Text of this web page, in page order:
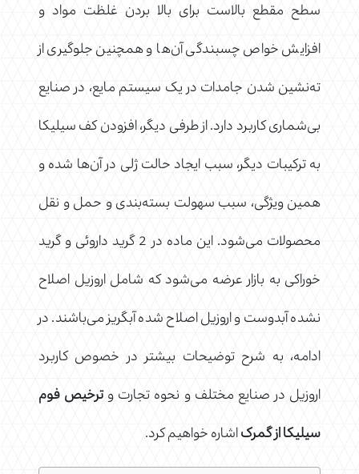
سطح مقطع بالاست برای بالا بردن غلظت مواد و
افزایش خواص چسبندگی آن‌ها و همچنین جلوگیری از
ته‌نشین شدن جامدات در یک سیستم مایع، در صنایع
بی‌شماری کاربرد دارد. از طرفی دیگر، افزودن کف سیلیکا
به ترکیبات دیگر، سبب ایجاد حالت ژلی در آن‌ها شده و
همین ویژگی، سبب سهولت بسته‌بندی و حمل و نقل
محصولات می‌شود. این ماده در 2 گرید داروئی و گرید
خوراکی به بازار عرضه می‌شود که شامل اروزیل اصلاح
نشده آبدوست و اروزیل اصلاح شده آبگریز می‌باشند. در
ادامه، به شرح توضیحات بیشتر در خصوص کاربرد
اروزیل در صنایع مختلف و نحوه تجارت وترخیص فوم
سیلیکا از گمرکاشاره خواهیم کرد.